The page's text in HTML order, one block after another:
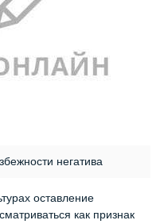
негатива
оставление
как признак